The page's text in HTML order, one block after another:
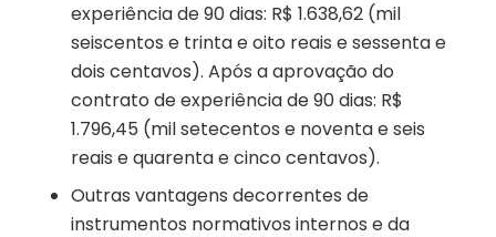
experiência de 90 dias: R$ 1.638,62 (mil
seiscentos e trinta e oito reais e sessenta e
dois centavos). Após a aprovação do
contrato de experiência de 90 dias: R$
1.796,45 (mil setecentos e noventa e seis
reais e quarenta e cinco centavos).
Outras vantagens decorrentes de
instrumentos normativos internos e da